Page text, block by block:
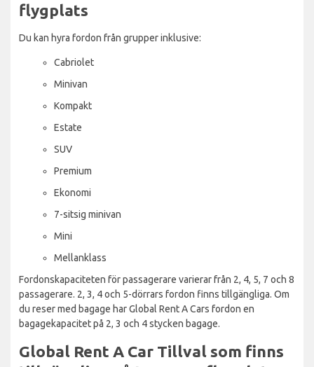
flygplats
Du kan hyra fordon från grupper inklusive:
Cabriolet
Minivan
Kompakt
Estate
SUV
Premium
Ekonomi
7-sitsig minivan
Mini
Mellanklass
Fordonskapaciteten för passagerare varierar från 2, 4, 5, 7 och 8
passagerare. 2, 3, 4 och 5-dörrars fordon finns tillgängliga. Om
du reser med bagage har Global Rent A Cars fordon en
bagagekapacitet på 2, 3 och 4 stycken bagage.
Global Rent A Car Tillval som finns